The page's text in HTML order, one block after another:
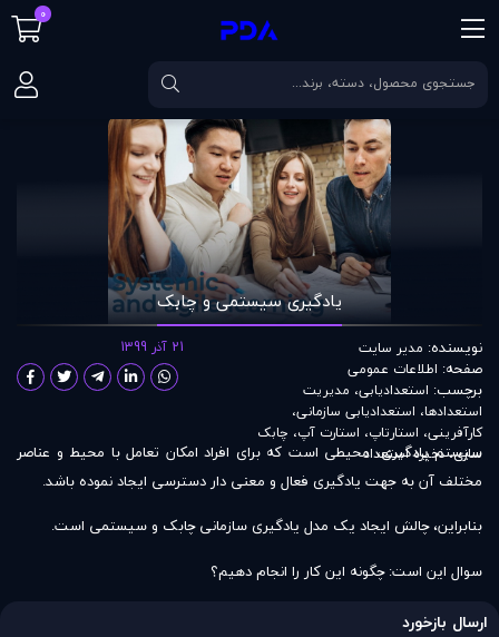
صفحه اصلی مقالات یادگیری سیستمی و چابک
یادگیری سیستمی و چابک
نویسنده: مدير سايت
صفحه: اطلاعات عمومی
برچسب: استعدادیابی، مدیریت
استعدادها، استعدادیابی سازمانی،
کارآفرینی، استارتاپ، استارت آپ، چابک
سازی،ذخیره استعداد
21 آذر 1399
سیستم یادگیری، محیطی است که برای افراد امکان تعامل با محیط و عناصر
مختلف آن به جهت یادگیری فعال و معنی دار دسترسی ایجاد نموده باشد.
بنابراین، چالش ایجاد یک مدل یادگیری سازمانی چابک و سیستمی است.
سوال این است: چگونه این کار را انجام دهیم؟
ارسال بازخورد
0